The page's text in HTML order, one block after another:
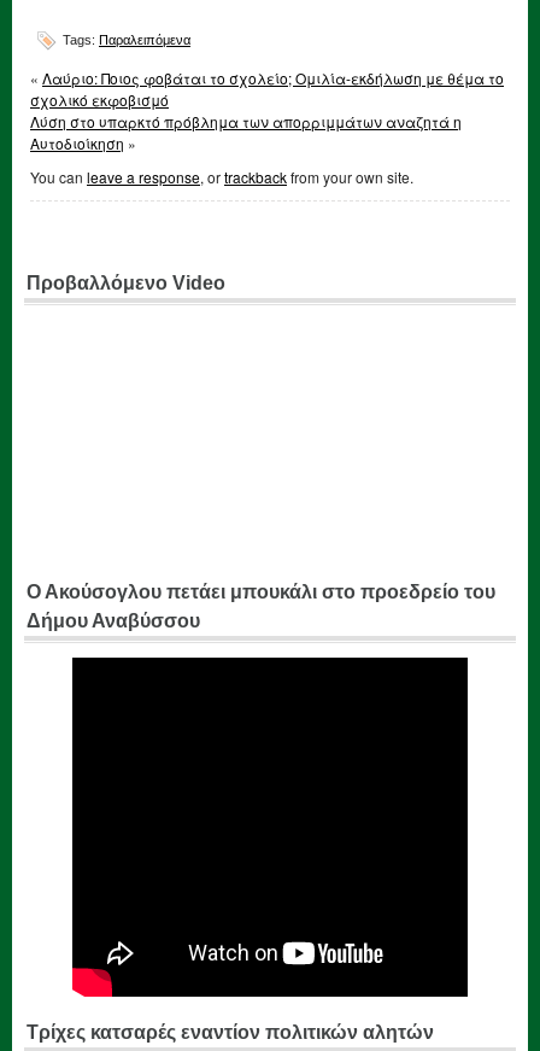
Tags: Παραλειπόμενα
« Λαύριο: Ποιος φοβάται το σχολείο; Ομιλία-εκδήλωση με θέμα το
σχολικό εκφοβισμό
Λύση στο υπαρκτό πρόβλημα των απορριμμάτων αναζητά η
Αυτοδιοίκηση »
You can leave a response, ortrackbackfrom your own site.
Προβαλλόμενο Video
Ο Ακούσογλου πετάει μπουκάλι στο προεδρείο του
Δήμου Αναβύσσου
Τρίχες κατσαρές εναντίον πολιτικών αλητών